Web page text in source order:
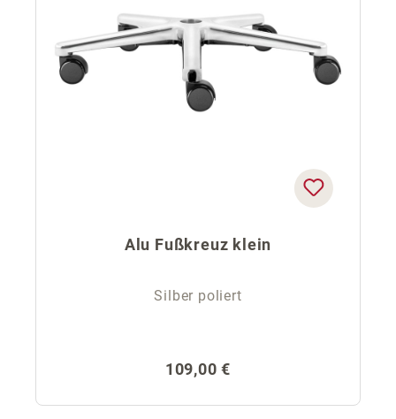
Alu Fußkreuz klein
Silber poliert
Regulärer Preis:
109,00 €